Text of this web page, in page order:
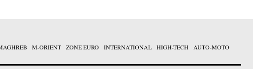
M-ORIENT ZONE EURO INTERNATIONAL HIGH-TECH AUTO-MOTO